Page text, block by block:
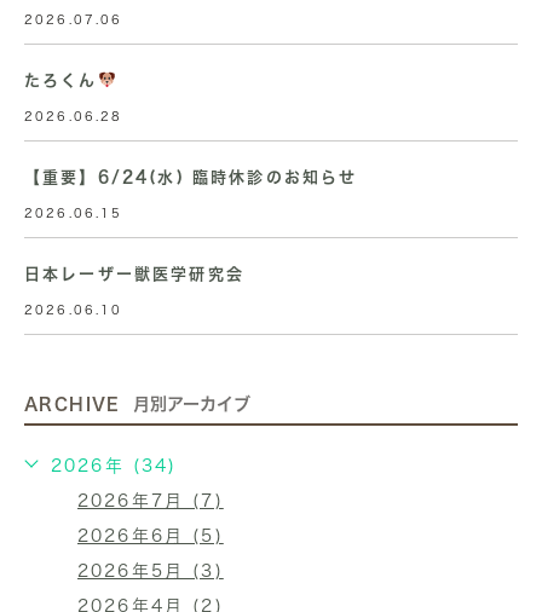
2026.07.06
たろくん
2026.06.28
【重要】6/24(水) 臨時休診のお知らせ
2026.06.15
日本レーザー獣医学研究会
2026.06.10
ARCHIVE 月別アーカイブ
2026年 (34)
2026年7月 (7)
2026年6月 (5)
2026年5月 (3)
2026年4月 (2)